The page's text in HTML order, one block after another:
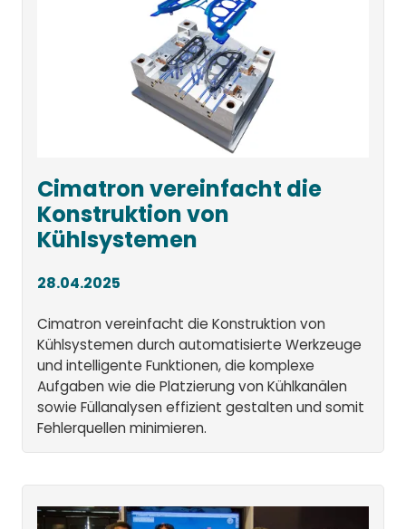
Cimatron vereinfacht die
Konstruktion von
Kühlsystemen
28.04.2025
Cimatron vereinfacht die Konstruktion von
Kühlsystemen durch automatisierte Werkzeuge
und intelligente Funktionen, die komplexe
Aufgaben wie die Platzierung von Kühlkanälen
sowie Füllanalysen effizient gestalten und somit
Fehlerquellen minimieren.